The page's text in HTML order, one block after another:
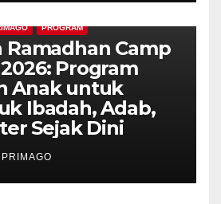
PROGRAM
Ramadhan Camp
Program
Anak untuk
Ibadah, Adab,
Sejak Dini
PRIMAGO